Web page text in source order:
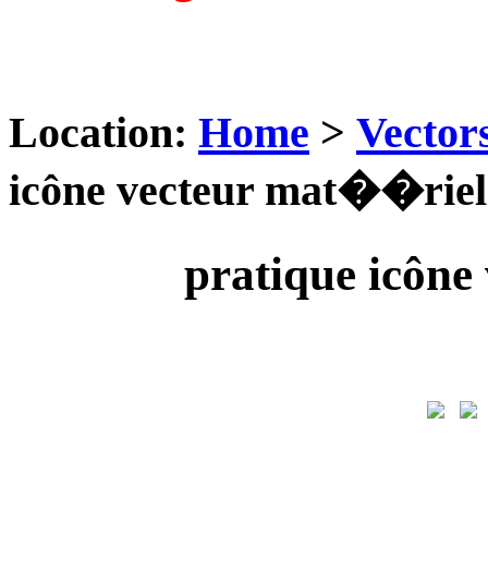
Location: Home >
icône vecteur mat��riel
pratique